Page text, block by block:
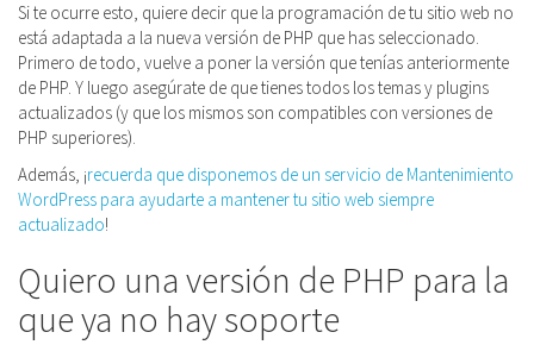
Si te ocurre esto, quiere decir que la programación de tu sitio web no
está adaptada a la nueva versión de PHP que has seleccionado.
Primero de todo, vuelve a poner la versión que tenías anteriormente
de PHP. Y luego asegúrate de que tienes todos los temas y plugins
actualizados (y que los mismos son compatibles con versiones de
PHP superiores).
Además, ¡recuerda que disponemos de un servicio de Mantenimiento
WordPress para ayudarte a mantener tu sitio web siempre
actualizado!
Quiero una versión de PHP para la
que ya no hay soporte